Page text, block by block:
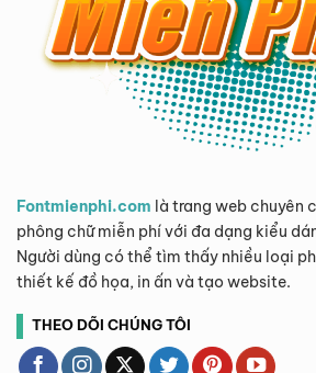
Fontmienphi.com là trang web chuyên
phông chữ miễn phí với đa dạng kiểu
Người dùng có thể tìm thấy nhiều loại
thiết kế đồ họa, in ấn và tạo website.
THEO DÕI CHÚNG TÔI